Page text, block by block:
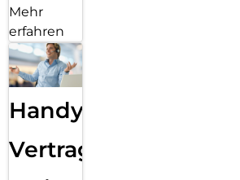
Mehr
erfahren
Handy
Vertragsabwicklung